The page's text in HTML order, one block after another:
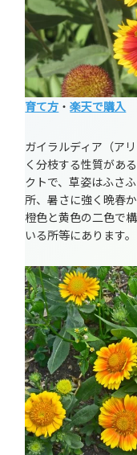
育て方 ・楽天で購入
ガイラルディア（ア
く分枝する性質があ
クトで、草姿はふさ
所、暑さに強く晩春
橙色と黄色の二色で
いる所等にあります。